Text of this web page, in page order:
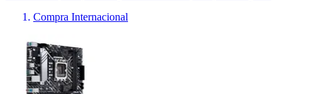
Compra Internacional